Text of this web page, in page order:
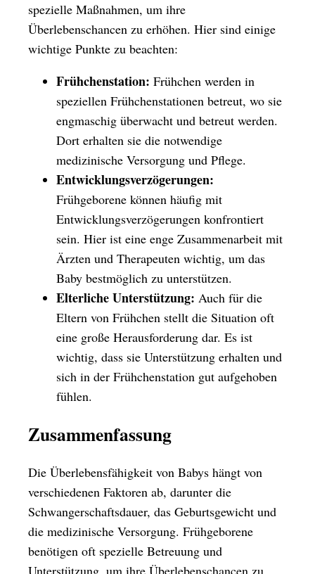
spezielle Maßnahmen, um ihre
Überlebenschancen zu erhöhen. Hier sind einige
wichtige Punkte zu beachten:
Frühchenstation: Frühchen werden in
speziellen Frühchenstationen betreut, wo sie
engmaschig überwacht und betreut werden.
Dort erhalten sie die notwendige
medizinische Versorgung und Pflege.
Entwicklungsverzögerungen:
Frühgeborene können häufig mit
Entwicklungsverzögerungen konfrontiert
sein. Hier ist eine enge Zusammenarbeit mit
Ärzten und Therapeuten wichtig, um das
Baby bestmöglich zu unterstützen.
Elterliche Unterstützung: Auch für die
Eltern von Frühchen stellt die Situation oft
eine große Herausforderung dar. Es ist
wichtig, dass sie Unterstützung erhalten und
sich in der Frühchenstation gut aufgehoben
fühlen.
Zusammenfassung
Die Überlebensfähigkeit von Babys hängt von
verschiedenen Faktoren ab, darunter die
Schwangerschaftsdauer, das Geburtsgewicht und
die medizinische Versorgung. Frühgeborene
benötigen oft spezielle Betreuung und
Unterstützung, um ihre Überlebenschancen zu